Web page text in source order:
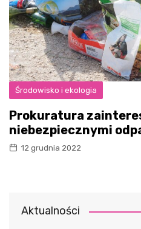
Środowisko i ekologia
Prokuratura
niebezpiecznymi
12 grudnia 2022
Aktualności